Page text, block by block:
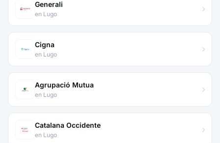
Generali
en Lugo
Cigna
en Lugo
Agrupació Mutua
en Lugo
Catalana Occidente
en Lugo